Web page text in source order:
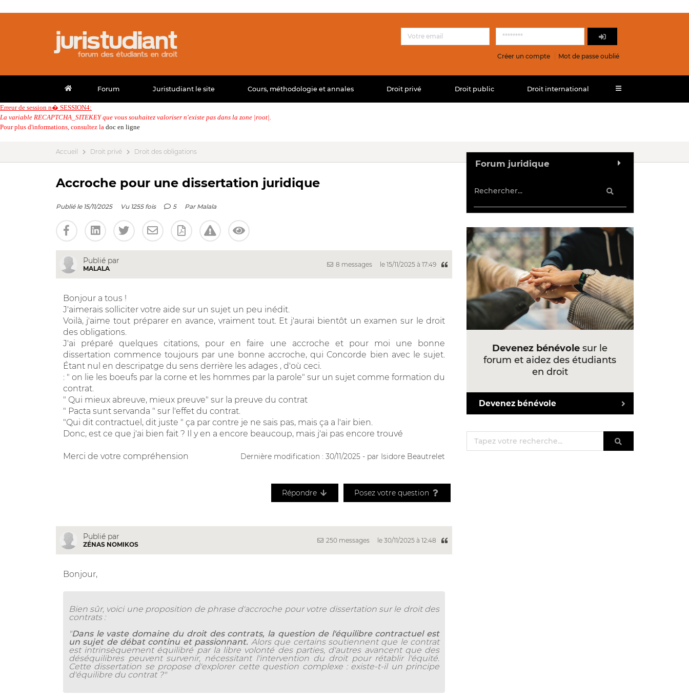
Créer un compte Mot de passe oublié
Forum Juristudiant le site Cours, méthodologie et annales Droit privé Droit public Droit international
Erreur de session n� SESSION4:
La variable RECAPTCHA_SITEKEY que vous souhaitez valoriser n'existe pas dans la zone |root|.
Pour plus d'informations, consultez la doc en ligne
Accueil Droit privé Droit des obligations
Accroche pour une dissertation juridique
Publié le 15/11/2025 Vu 1255 fois 5 Par Malala
Publié par
MALALA
8 messages le 15/11/2025 à 17:49
Bonjour a tous !
J'aimerais solliciter votre aide sur un sujet un peu inédit.
Voilà, j'aime tout préparer en avance, vraiment tout. Et j'aurai bientôt un examen sur le droit
des obligations.
J'ai préparé quelques citations, pour en faire une accroche et pour moi une bonne
dissertation commence toujours par une bonne accroche, qui Concorde bien avec le sujet.
Étant nul en descripatge du sens derrière les adages , d'où ceci.
: " on lie les boeufs par la corne et les hommes par la parole" sur un sujet comme formation du
contrat.
" Qui mieux abreuve, mieux preuve" sur la preuve du contrat
" Pacta sunt servanda " sur l'effet du contrat.
"Qui dit contractuel, dit juste " ça par contre je ne sais pas, mais ça a l'air bien.
Donc, est ce que j'ai bien fait ? Il y en a encore beaucoup, mais j'ai pas encore trouvé
Merci de votre compréhension Dernière modification : 30/11/2025 - par Isidore Beautrelet
Répondre Posez votre question
Publié par
ZÉNAS NOMIKOS
250 messages le 30/11/2025 à 12:48
Bonjour,
Bien sûr, voici une proposition de phrase d'accroche pour votre dissertation sur le droit des
contrats :
"Dans le vaste domaine du droit des contrats, la question de l'équilibre contractuel est
un sujet de débat continu et passionnant. Alors que certains soutiennent que le contrat
est intrinsèquement équilibré par la libre volonté des parties, d'autres avancent que des
déséquilibres peuvent survenir, nécessitant l'intervention du droit pour rétablir l'équité.
Cette dissertation se propose d'explorer cette question complexe : existe-t-il un principe
d'équilibre du contrat ?"
Forum juridique
Devenez bénévole sur le
forum et aidez des étudiants
en droit
Devenez bénévole